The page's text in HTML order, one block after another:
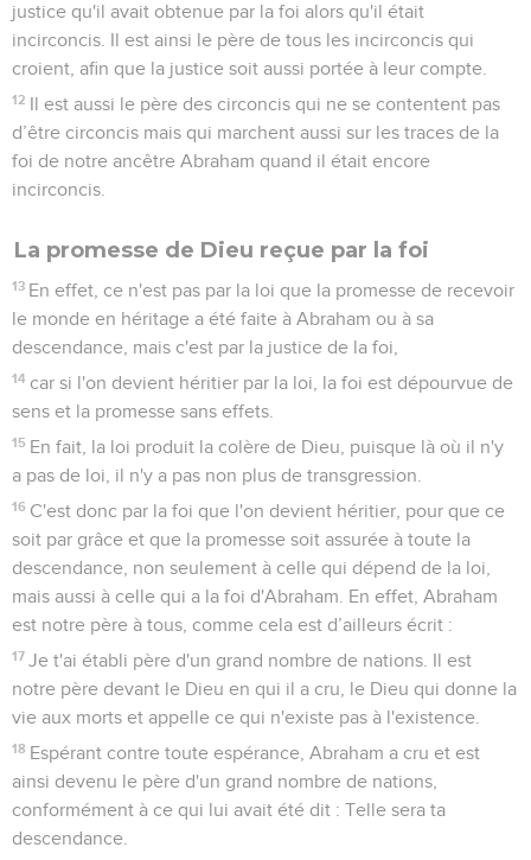
justice qu'il avait obtenue par la foi alors qu'il était
incirconcis. Il est ainsi le père de tous les incirconcis qui
croient, afin que la justice soit aussi portée à leur compte.
12 Il est aussi le père des circoncis qui ne se contentent pas
d’être circoncis mais qui marchent aussi sur les traces de la
foi de notre ancêtre Abraham quand il était encore
incirconcis.
La promesse de Dieu reçue par la foi
13 En effet, ce n'est pas par la loi que la promesse de recevoir
le monde en héritage a été faite à Abraham ou à sa
descendance, mais c'est par la justice de la foi,
14 car si l'on devient héritier par la loi, la foi est dépourvue de
sens et la promesse sans effets.
15 En fait, la loi produit la colère de Dieu, puisque là où il n'y
a pas de loi, il n'y a pas non plus de transgression.
16 C'est donc par la foi que l'on devient héritier, pour que ce
soit par grâce et que la promesse soit assurée à toute la
descendance, non seulement à celle qui dépend de la loi,
mais aussi à celle qui a la foi d'Abraham. En effet, Abraham
est notre père à tous, comme cela est d’ailleurs écrit :
17 Je t'ai établi père d'un grand nombre de nations. Il est
notre père devant le Dieu en qui il a cru, le Dieu qui donne la
vie aux morts et appelle ce qui n'existe pas à l'existence.
18 Espérant contre toute espérance, Abraham a cru et est
ainsi devenu le père d'un grand nombre de nations,
conformément à ce qui lui avait été dit : Telle sera ta
descendance.